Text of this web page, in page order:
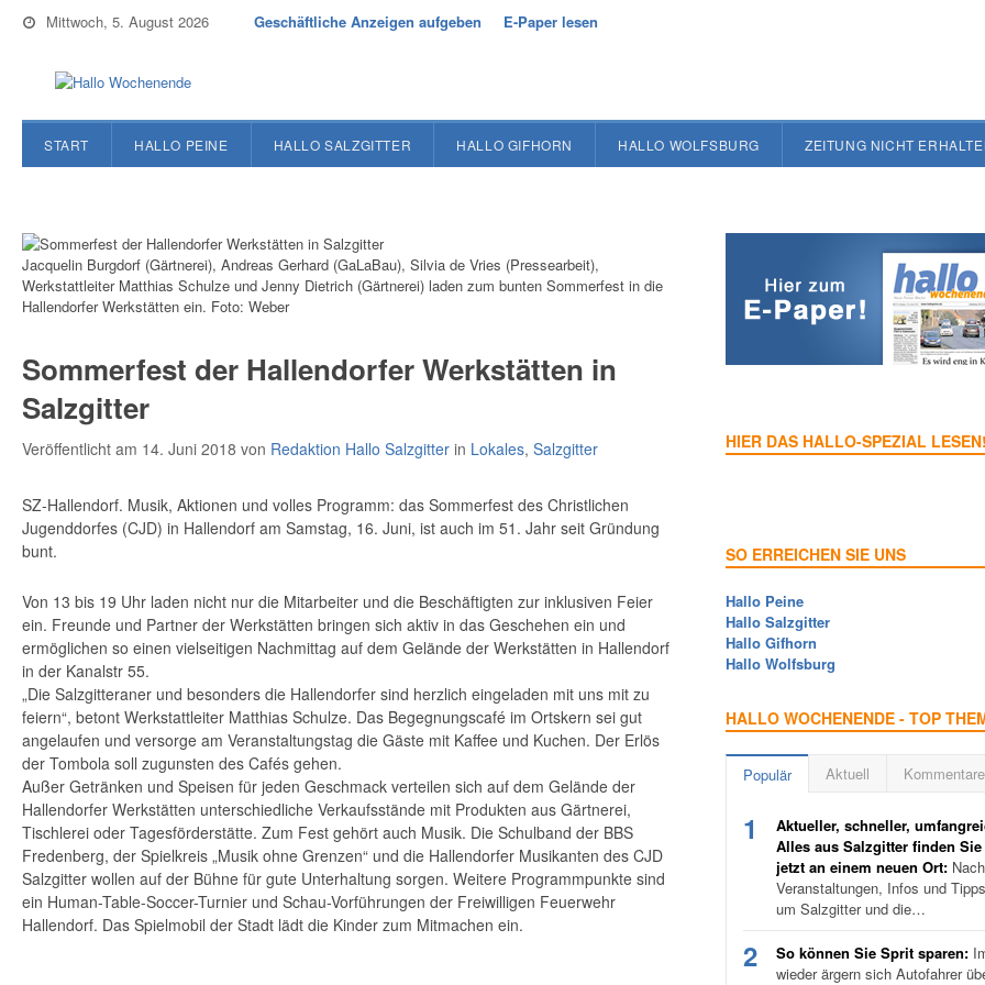
Mittwoch, 5. August 2026 Geschäftliche Anzeigen aufgeben E-Paper lesen
START HALLO PEINE HALLO SALZGITTER HALLO GIFHORN HALLO WOLFSBURG ZEITUNG NICHT
Jacquelin Burgdorf (Gärtnerei), Andreas Gerhard (GaLaBau), Silvia de Vries (Pressearbeit),
Werkstattleiter Matthias Schulze und Jenny Dietrich (Gärtnerei) laden zum bunten Sommerfest in die
Hallendorfer Werkstätten ein. Foto: Weber
Sommerfest der Hallendorfer Werkstätten in
Salzgitter
Veröffentlicht am 14. Juni 2018 von Redaktion Hallo Salzgitter in Lokales, Salzgitter
SZ-Hallendorf. Musik, Aktionen und volles Programm: das Sommerfest des Christlichen
Jugenddorfes (CJD) in Hallendorf am Samstag, 16. Juni, ist auch im 51. Jahr seit Gründung
bunt.
Von 13 bis 19 Uhr laden nicht nur die Mitarbeiter und die Beschäftigten zur inklusiven Feier
ein. Freunde und Partner der Werkstätten bringen sich aktiv in das Geschehen ein und
ermöglichen so einen vielseitigen Nachmittag auf dem Gelände der Werkstätten in Hallendorf
in der Kanalstr 55.
„Die Salzgitteraner und besonders die Hallendorfer sind herzlich eingeladen mit uns mit zu
feiern“, betont Werkstattleiter Matthias Schulze. Das Begegnungscafé im Ortskern sei gut
angelaufen und versorge am Veranstaltungstag die Gäste mit Kaffee und Kuchen. Der Erlös
der Tombola soll zugunsten des Cafés gehen.
Außer Getränken und Speisen für jeden Geschmack verteilen sich auf dem Gelände der
Hallendorfer Werkstätten unterschiedliche Verkaufsstände mit Produkten aus Gärtnerei,
Tischlerei oder Tagesförderstätte. Zum Fest gehört auch Musik. Die Schulband der BBS
Fredenberg, der Spielkreis „Musik ohne Grenzen“ und die Hallendorfer Musikanten des CJD
Salzgitter wollen auf der Bühne für gute Unterhaltung sorgen. Weitere Programmpunkte sind
ein Human-Table-Soccer-Turnier und Schau-Vorführungen der Freiwilligen Feuerwehr
Hallendorf. Das Spielmobil der Stadt lädt die Kinder zum Mitmachen ein.
HIER DAS HALLO-SPEZIAL LESEN!
SO ERREICHEN SIE UNS
Hallo Peine
Hallo Salzgitter
Hallo Gifhorn
Hallo Wolfsburg
HALLO WOCHENENDE - TOP
Populär Aktuell Kommentare
1
Aktueller, schneller,
Alles aus Salzgitter finden
jetzt an einem neuen Ort:
Veranstaltungen, Infos und
um Salzgitter und die…
2 So können Sie Sprit sparen:
wieder ärgern sich Autofahrer